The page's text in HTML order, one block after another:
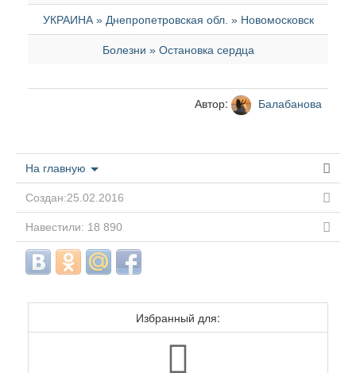
УКРАИНА » Днепропетровская обл. » Новомосковск
Болезни » Остановка сердца
Автор: Балабанова
На главную
Создан:25.02.2016
Навестили: 18 890
Избранный для: